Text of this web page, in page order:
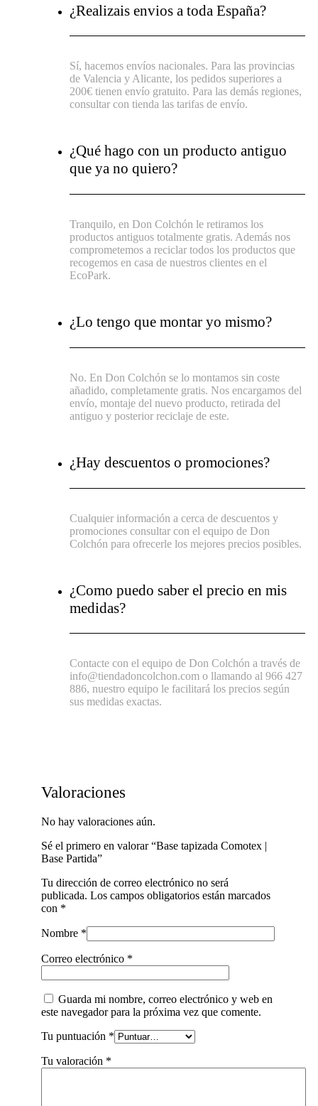
¿Realizais envios a toda España?
Sí, hacemos envíos nacionales. Para las provincias
de Valencia y Alicante, los pedidos superiores a
200€ tienen envío gratuito. Para las demás regiones,
consultar con tienda las tarifas de envío.
¿Qué hago con un producto antiguo
que ya no quiero?
Tranquilo, en Don Colchón le retiramos los
productos antiguos totalmente gratis. Además nos
comprometemos a reciclar todos los productos que
recogemos en casa de nuestros clientes en el
EcoPark.
¿Lo tengo que montar yo mismo?
No. En Don Colchón se lo montamos sin coste
añadido, completamente gratis. Nos encargamos del
envío, montaje del nuevo producto, retirada del
antiguo y posterior reciclaje de este.
¿Hay descuentos o promociones?
Cualquier información a cerca de descuentos y
promociones consultar con el equipo de Don
Colchón para ofrecerle los mejores precios posibles.
¿Como puedo saber el precio en mis
medidas?
Contacte con el equipo de Don Colchón a través de
info@tiendadoncolchon.com o llamando al 966 427
886, nuestro equipo le facilitará los precios según
sus medidas exactas.
Valoraciones
No hay valoraciones aún.
Sé el primero en valorar “Base tapizada Comotex |
Base Partida”
Tu dirección de correo electrónico no será
publicada. Los campos obligatorios están marcados
con *
Nombre *
Correo electrónico *
Guarda mi nombre, correo electrónico y web en
este navegador para la próxima vez que comente.
Tu puntuación *
Tu valoración *